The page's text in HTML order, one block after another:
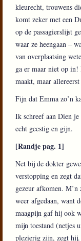
kleurecht, trouwens
komt zeker met een
op de passagierslijst
waar ze heengaan –
van overplaatsing
ga er maar niet op in!
maakt, maar
Fijn dat Emma zo’n
Ik schreef aan Dien
echt geestig en gijn.
[Randje pag. 1]
Net bij de dokter
verstopping en zegt
gezeur afkomen. M’n
weer afgedaan, want
maagpijn gaf hij ook
mijn toestand (netjes
plezierig zijn, zegt